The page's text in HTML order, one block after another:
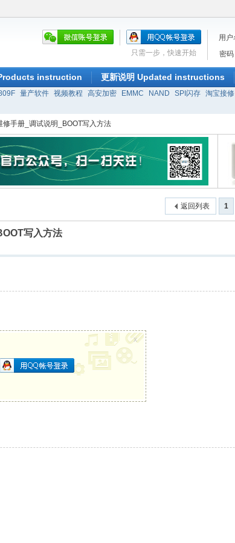
用户
密码
只需一步，快速开始
instruction 更新说明 Updated instructions
量产软件 视频教程 高安加密 EMMC NAND SPI闪存 淘宝接修
手册_调试说明_BOOT写入方法
1
返回列表
写入方法
x